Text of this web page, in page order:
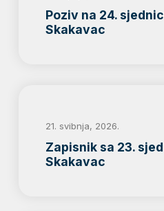
Poziv na 24.
Skakavac
21. svibnja, 2026.
Zapisnik sa 23.
Skakavac